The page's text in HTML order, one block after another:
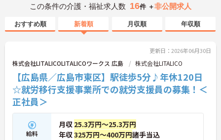
この条件の介護・福祉求人数 16件 ＋非公開求人
おすすめ順 新着順 月収順 年収順
更新日：2026年06月30日
株式会社LITALICOLITALICOワークス 広島 株式会社LITALICO
【広島県／広島市東区】駅徒歩5分♪年休120日
☆就労移行支援事業所での就労支援員の募集！＜
正社員＞
給料
月収 25.3万円～25.3万円
年収325万円～400万円諸手当込